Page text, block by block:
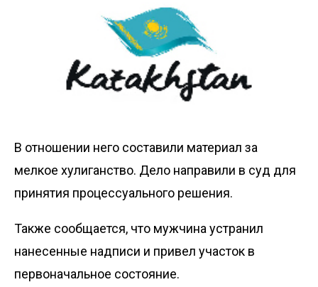
В отношении него составили материал за
мелкое хулиганство. Дело направили в суд для
принятия процессуального решения.
Также сообщается, что мужчина устранил
нанесенные надписи и привел участок в
первоначальное состояние.